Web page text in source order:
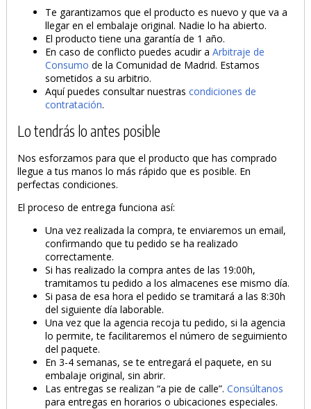
Te garantizamos que el producto es nuevo y que va a
llegar en el embalaje original. Nadie lo ha abierto.
El producto tiene una garantía de 1 año.
En caso de conflicto puedes acudir aArbitraje de
Consumo de la Comunidad de Madrid. Estamos
sometidos a su arbitrio.
Aquí puedes consultar nuestrascondiciones de
contratación.
Lo tendrás lo antes posible
Nos esforzamos para que el producto que has comprado
llegue a tus manos lo más rápido que es posible. En
perfectas condiciones.
El proceso de entrega funciona así:
Una vez realizada la compra, te enviaremos un email,
confirmando que tu pedido se ha realizado
correctamente.
Si has realizado la compra antes de las 19:00h,
tramitamos tu pedido a los almacenes ese mismo día.
Si pasa de esa hora el pedido se tramitará a las 8:30h
del siguiente día laborable.
Una vez que la agencia recoja tu pedido, si la agencia
lo permite, te facilitaremos el número de seguimiento
del paquete.
En 3-4 semanas, se te entregará el paquete, en su
embalaje original, sin abrir.
Las entregas se realizan “a pie de calle”.Consúltanos
para entregas en horarios o ubicaciones especiales.